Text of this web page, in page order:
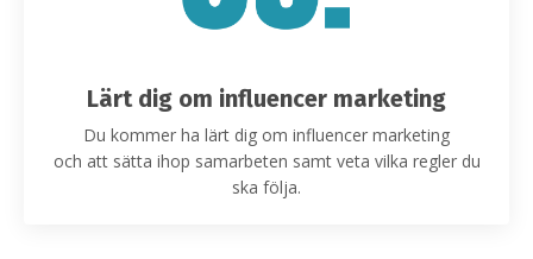
Lärt dig om influencer marketing
Du kommer ha lärt dig om influencer marketing
och att sätta ihop samarbeten samt veta vilka regler du
ska följa.